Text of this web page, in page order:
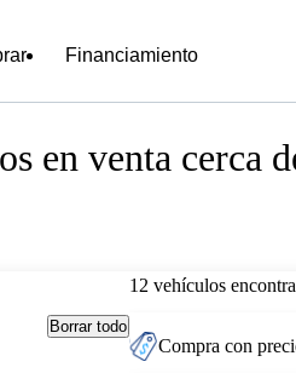
Financiamiento
en venta cerca
Borrar todo
12 vehículos
Compra con